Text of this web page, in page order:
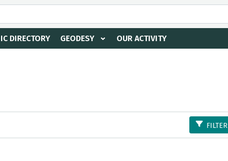
DIRECTORY GEODESY OUR ACTIVITY
FILTER